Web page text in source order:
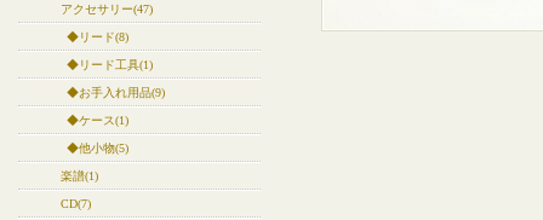
アクセサリー(47)
◆リード(8)
◆リード工具(1)
◆お手入れ用品(9)
◆ケース(1)
◆他小物(5)
楽譜(1)
CD(7)